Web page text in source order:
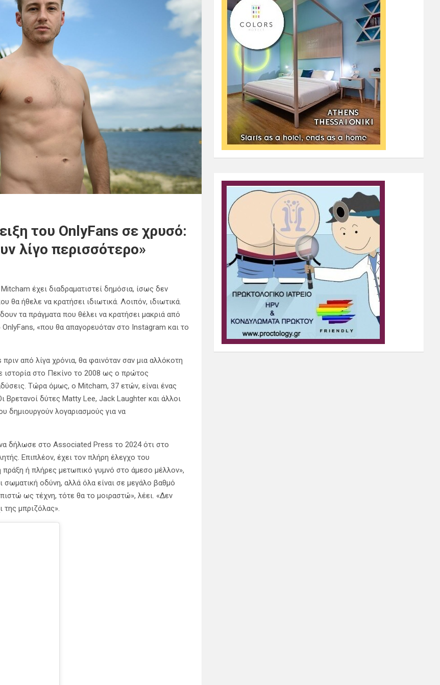
του OnlyFans σε χρυσό:
λίγο περισσότερο»
έχει διαδραματιστεί δημόσια, ίσως δεν
θα ήθελε να κρατήσει ιδιωτικά. Λοιπόν, ιδιωτικά.
τα πράγματα που θέλει να κρατήσει μακριά από
«που θα απαγορευόταν στο Instagram και το
από λίγα χρόνια, θα φαινόταν σαν μια αλλόκοτη
ιστορία στο Πεκίνο το 2008 ως ο πρώτος
Τώρα όμως, ο Mitcham, 37 ετών, είναι ένας
δύτες Matty Lee, Jack Laughter και άλλοι
δημιουργούν λογαριασμούς για να
δήλωσε στο Associated Press το 2024 ότι στο
Επιπλέον, έχει τον πλήρη έλεγχο του
ή πλήρες μετωπικό γυμνό στο άμεσο μέλλον»,
σωματική οδύνη, αλλά όλα είναι σε μεγάλο βαθμό
ως τέχνη, τότε θα το μοιραστώ», λέει. «Δεν
της μπριζόλας».